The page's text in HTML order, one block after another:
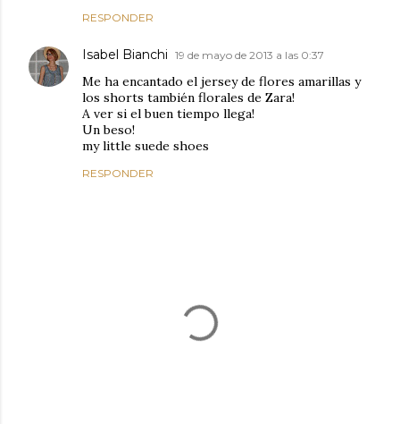
RESPONDER
Isabel Bianchi 19 de mayo de 2013 a las 0:37
Me ha encantado el jersey de flores amarillas y
los shorts también florales de Zara!
A ver si el buen tiempo llega!
Un beso!
my little suede shoes
RESPONDER